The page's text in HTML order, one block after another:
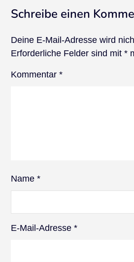
Schreibe einen
Deine E-Mail-Adresse wird
Erforderliche Felder sind mit*
Kommentar*
Name*
E-Mail-Adresse*